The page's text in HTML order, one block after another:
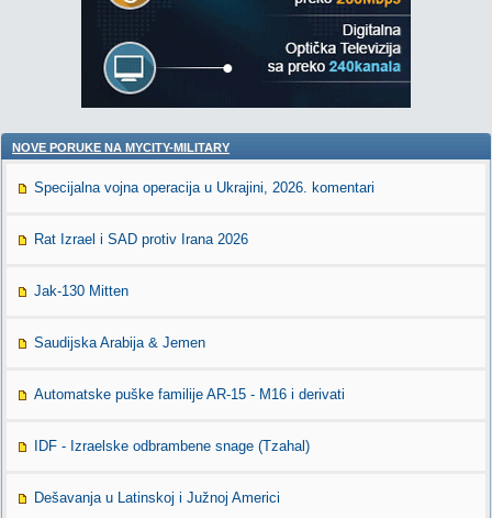
NOVE PORUKE NA MYCITY-MILITARY
Specijalna vojna operacija u Ukrajini, 2026. komentari
Rat Izrael i SAD protiv Irana 2026
Jak-130 Mitten
Saudijska Arabija & Jemen
Automatske puške familije AR-15 - M16 i derivati
IDF - Izraelske odbrambene snage (Tzahal)
Dešavanja u Latinskoj i Južnoj Americi